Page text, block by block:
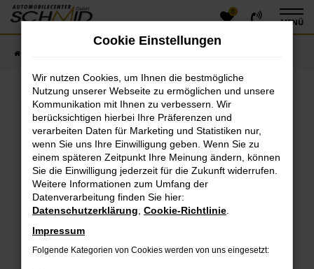
Zum
Hauptinhalt
0
MENÜ
Fehler: Network Error
Beim Laden ist ein Fehler aufgetreten.
Hier sind ein paar Tipps, die dir helfen können:
Überprüfe deine Firewall und deine
Internetverbindung.
Laden andere Webseiten, zum Beispiel deine
Suchmaschine?
Prüfe deine Browsererweiterungen.
Cookie Einstellungen
Wir nutzen Cookies, um Ihnen die bestmögliche
Nutzung unserer Webseite zu ermöglichen und unsere
Kommunikation mit Ihnen zu verbessern. Wir
berücksichtigen hierbei Ihre Präferenzen und
verarbeiten Daten für Marketing und Statistiken nur,
wenn Sie uns Ihre Einwilligung geben. Wenn Sie zu
einem späteren Zeitpunkt Ihre Meinung ändern, können
Sie die Einwilligung jederzeit für die Zukunft widerrufen.
Weitere Informationen zum Umfang der
Datenverarbeitung finden Sie hier:
Datenschutzerklärung Cookie-Richtlinie
Impressum
Folgende Kategorien von Cookies werden von uns eingesetzt: